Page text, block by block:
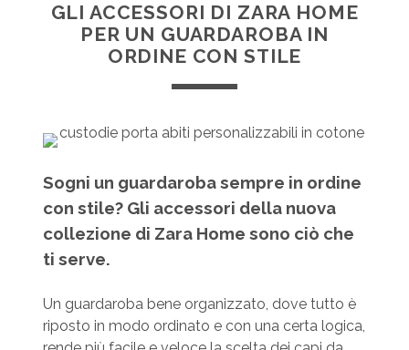
GLI ACCESSORI DI ZARA HOME
PER UN GUARDAROBA IN
ORDINE CON STILE
Sogni un guardaroba sempre in ordine
con stile? Gli accessori della nuova
collezione di Zara Home sono ciò che
ti serve.
Un guardaroba bene organizzato, dove tutto è
riposto in modo ordinato e con una certa logica,